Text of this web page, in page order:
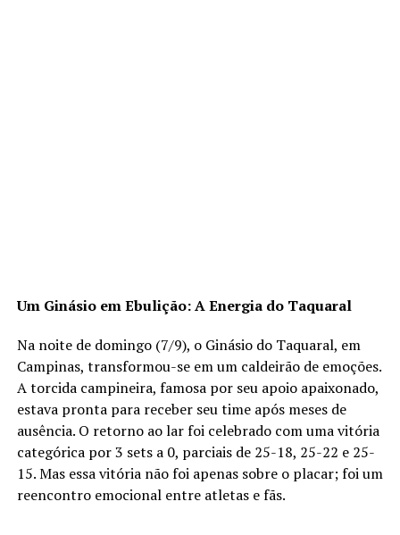
Um Ginásio em Ebulição: A Energia do Taquaral
Na noite de domingo (7/9), o Ginásio do Taquaral, em
Campinas, transformou-se em um caldeirão de emoções.
A torcida campineira, famosa por seu apoio apaixonado,
estava pronta para receber seu time após meses de
ausência. O retorno ao lar foi celebrado com uma vitória
categórica por 3 sets a 0, parciais de 25-18, 25-22 e 25-
15. Mas essa vitória não foi apenas sobre o placar; foi um
reencontro emocional entre atletas e fãs.